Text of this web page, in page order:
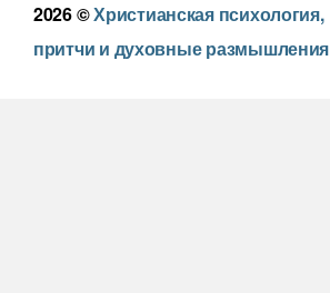
2026 ©Христианская психология,
притчи и духовные размышления